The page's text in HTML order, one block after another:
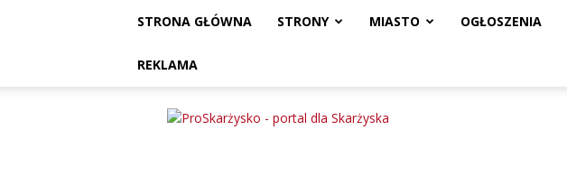
STRONA GŁÓWNA STRONY MIASTO OGŁOSZENIA
REKLAMA
ProSkarżysko